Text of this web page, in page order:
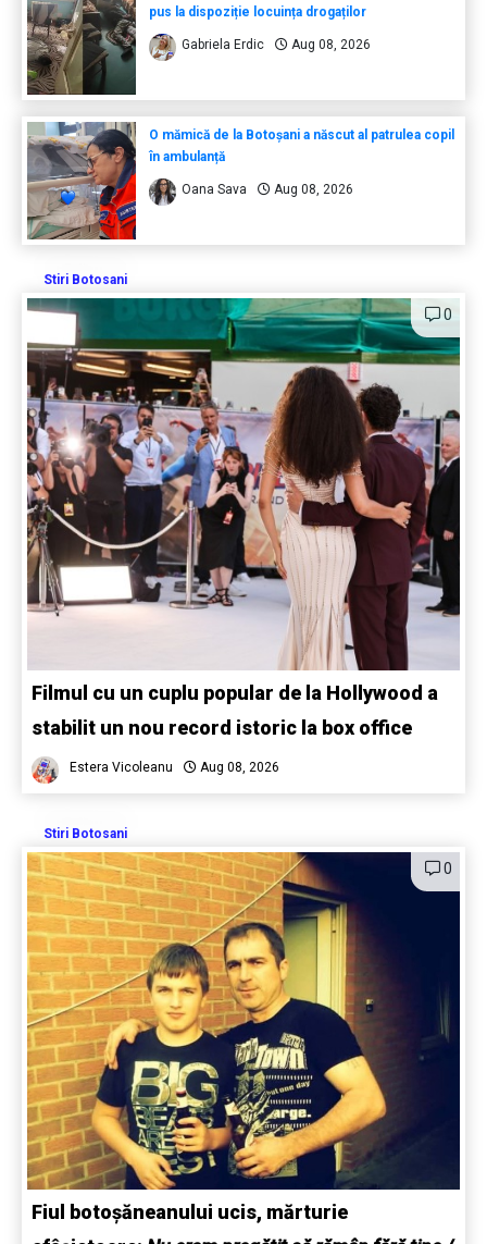
pus la dispoziție locuința drogaților
Gabriela Erdic Aug 08, 2026
O mămică de la Botoșani a născut al patrulea copil
în ambulanță
Oana Sava Aug 08, 2026
Stiri Botosani
0
Filmul cu un cuplu popular de la Hollywood a
stabilit un nou record istoric la box office
Estera Vicoleanu Aug 08, 2026
Stiri Botosani
0
Fiul botoșăneanului ucis, mărturie